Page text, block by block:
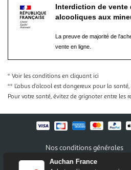
Auchan France
Interdiction de vente
alcooliques aux
La preuve de majorité de
vente en ligne.
* Voir les conditions en cliquant ici
** L’abus d’alcool est dangereux pour la
Pour votre santé, évitez de grignoter entre les
Nos conditions générales
Conditions des offres et promotions